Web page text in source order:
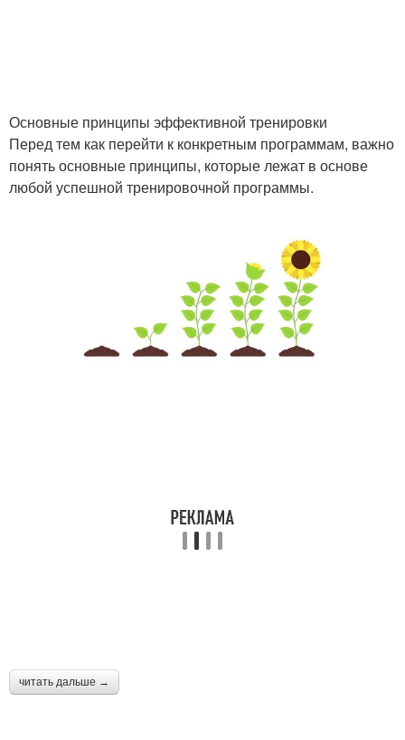
Основные принципы эффективной тренировки
Перед тем как перейти к конкретным программам, важно
понять основные принципы, которые лежат в основе
любой успешной тренировочной программы.
читать дальше →